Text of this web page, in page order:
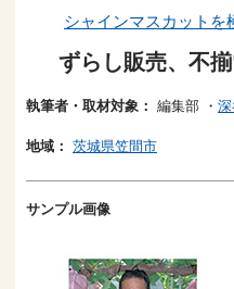
シャインマスカットを
ずらし販売、不
執筆者・取材対象： 編集部 ・
地域： 茨城県笠間市
サンプル画像